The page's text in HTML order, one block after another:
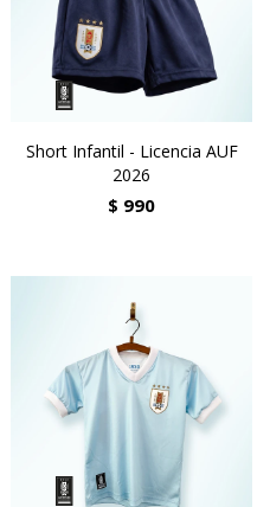
Short Infantil - Licencia AUF
2026
$ 990